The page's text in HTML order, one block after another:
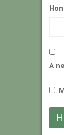
A